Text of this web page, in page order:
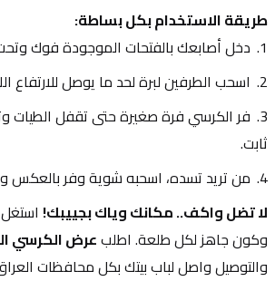
طريقة الاستخدام بكل بساطة:
دخل أصابعك بالفتحات الموجودة فوك
اسحب الطرفين لبرة لحد ما يوصل للارتفاع
ثابت.
من تريد تسده، اسحبه شوية وفر بالعكس
لا تضل واكف.. مكانك وياك بجييبك!
وكون جاهز لكل طلعة. اطلب عرض الكرسي
والتوصيل واصل لباب بيتك بكل محافظات